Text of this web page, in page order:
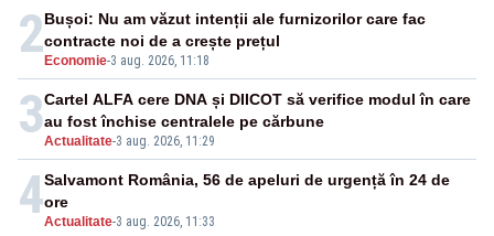
publice
2 Economie-3 aug. 2026, 11:18
Bușoi: Nu am văzut intenții ale furnizorilor care fac
contracte noi de a crește prețul
3Actualitate-3 aug. 2026, 11:29
Cartel ALFA cere DNA și DIICOT să verifice modul în care
au fost închise centralele pe cărbune
4Actualitate-3 aug. 2026, 11:33
Salvamont România, 56 de apeluri de urgență în 24 de
ore